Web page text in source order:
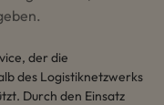
der die
des Logistiknetzwerks
Durch den Einsatz